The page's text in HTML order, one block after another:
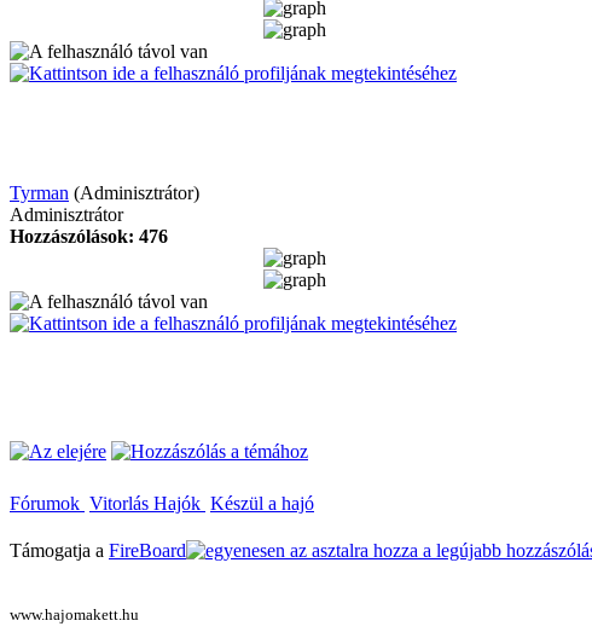
Tyrman (Adminisztrátor)
Adminisztrátor
Hozzászólások: 476
Fórumok Vitorlás Hajók Készül a hajó
Támogatja a FireBoard
www.hajomakett.hu